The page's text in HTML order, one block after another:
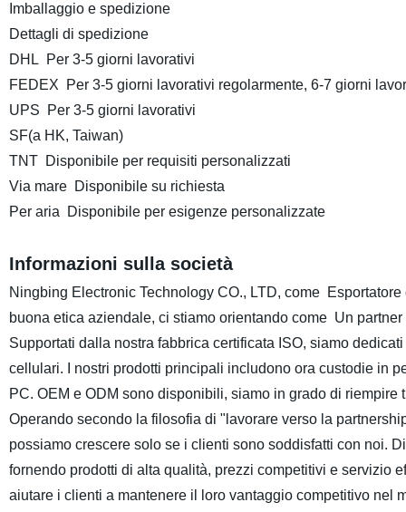
Imballaggio e spedizione
Dettagli di spedizione
DHL Per 3-5 giorni lavorativi
FEDEX Per 3-5 giorni lavorativi regolarmente, 6-7 giorni
UPS Per 3-5 giorni lavorativi
SF(a HK, Taiwan)
TNT Disponibile per requisiti personalizzati
Via mare Disponibile su richiesta
Per aria Disponibile per esigenze personalizzate
Informazioni sulla società
Ningbing Electronic Technology CO., LTD, come
buona etica aziendale, ci stiamo orientando come Un
Supportati dalla nostra fabbrica certificata ISO, siamo
cellulari. I nostri prodotti principali includono ora custodie in
PC. OEM e ODM sono disponibili, siamo in grado di riempire
Operando secondo la filosofia di "lavorare verso la
possiamo crescere solo se i clienti sono soddisfatti con noi.
fornendo prodotti di alta qualità, prezzi competitivi e servizio
aiutare i clienti a mantenere il loro vantaggio competitivo nel